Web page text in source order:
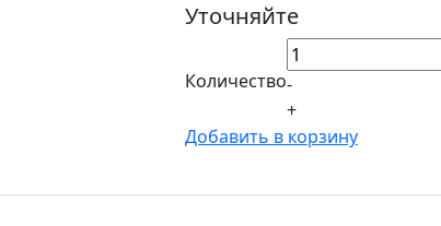
Уточняйте
Количество-
+
Добавить в корзину